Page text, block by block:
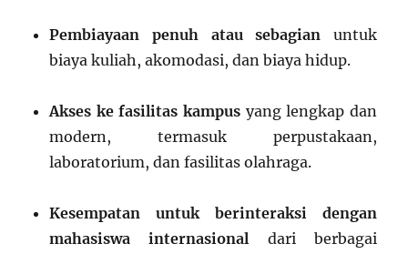
Pembiayaan penuh atau sebagian untuk
biaya kuliah, akomodasi, dan biaya hidup.
Akses ke fasilitas kampus yang lengkap dan
modern, termasuk perpustakaan,
laboratorium, dan fasilitas olahraga.
Kesempatan untuk berinteraksi dengan
mahasiswa internasional dari berbagai